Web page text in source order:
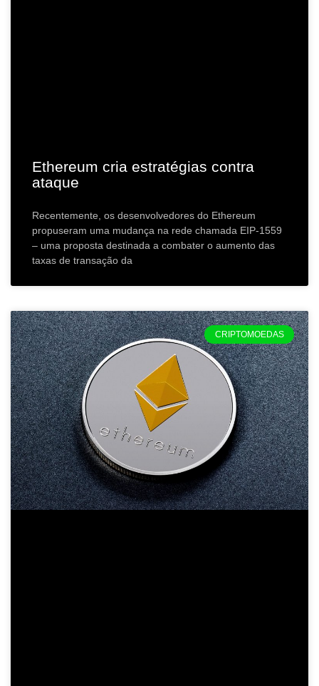
Ethereum cria estratégias contra
ataque
Recentemente, os desenvolvedores do Ethereum
propuseram uma mudança na rede chamada EIP-1559
– uma proposta destinada a combater o aumento das
taxas de transação da
CRIPTOMOEDAS